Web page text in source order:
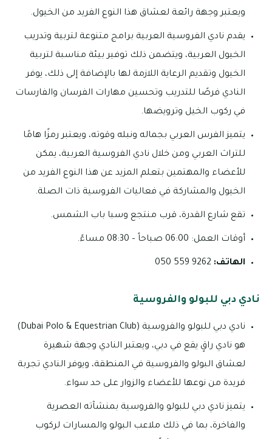
ويعتبر وجهة رائعة لعشاق هذا النوع الفريد من الخيول.
يقدم نادي الفروسية العربية برامج متنوعة لتربية وتدريب
الخيول العربية، ويتضمن ذلك توفير بيئة مناسبة لتربية
الخيول وتقديم الرعاية اللازمة لها بالإضافة إلى ذلك، يوفر
النادي فرصًا للتدريب وتحسين مهارات الفرسان والفارسات
في ركوب الخيل وترويضها.
يتميز الفرس العربي بجماله ونبله وقوته، ويعتبر رمزًا هامًا
للتراث العربي ومن خلال نادي الفروسية العربية، يمكن
للأعضاء والمهتمين بتعلم المزيد عن هذا النوع الفريد من
الخيول والمشاركة في فعاليات الفروسية ذات الصلة.
تقع شارع القدرة، قرب منتجع وسبا باب الشمس.
أوقات العمل: 06:00 صباحاً – 08:30 مساءً.
الهاتف:
نادي دبي للبولو والفروسية
نادي دبي للبولو والفروسية (Dubai Polo & Equestrian Club)
هو نادي راقٍ يقع في دبي، ويعتبر النادي وجهة شهيرة
لعشاق البولو والفروسية في المنطقة، ويوفر النادي تجربة
فريدة من نوعها للأعضاء والزوار على حد سواء.
يتميز نادي دبي للبولو والفروسية بمنشآته العصرية
والفاخرة، بما في ذلك ملاعب البولو والمسارات لركوب